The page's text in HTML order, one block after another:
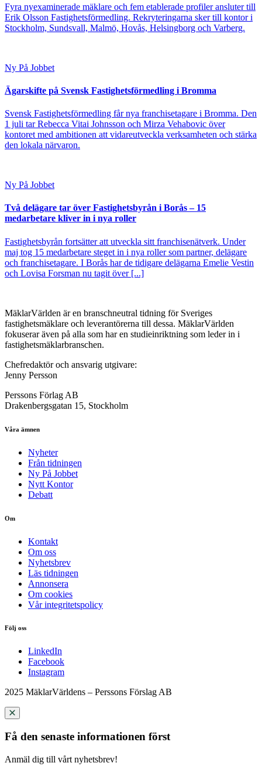
Fyra nyexaminerade mäklare och fem etablerade profiler ansluter till
Erik Olsson Fastighetsförmedling. Rekryteringarna sker till kontor i
Stockholm, Sundsvall, Malmö, Hovås, Helsingborg och Varberg.
Ny På Jobbet
Ägarskifte på Svensk Fastighetsförmedling i Bromma
Svensk Fastighetsförmedling får nya franchisetagare i Bromma. Den
1 juli tar Rebecca Vitai Johnsson och Mirza Vehabovic över
kontoret med ambitionen att vidareutveckla verksamheten och stärka
den lokala närvaron.
Ny På Jobbet
Två delägare tar över Fastighetsbyrån i Borås – 15
medarbetare kliver in i nya roller
Fastighetsbyrån fortsätter att utveckla sitt franchisenätverk. Under
maj tog 15 medarbetare steget in i nya roller som partner, delägare
och franchisetagare. I Borås har de tidigare delägarna Emelie Vestin
och Lovisa Forsman nu tagit över [...]
MäklarVärlden är en branschneutral tidning för Sveriges
fastighetsmäklare och leverantörerna till dessa. MäklarVärlden
fokuserar även på alla som har en studieinriktning som leder in i
fastighetsmäklarbranschen.
Chefredaktör och ansvarig utgivare:
Jenny Persson
Perssons Förlag AB
Drakenbergsgatan 15, Stockholm
Våra ämnen
Nyheter
Från tidningen
Ny På Jobbet
Nytt Kontor
Debatt
Om
Kontakt
Om oss
Nyhetsbrev
Läs tidningen
Annonsera
Om cookies
Vår integritetspolicy
Följ oss
LinkedIn
Facebook
Instagram
2025 MäklarVärldens – Perssons Förslag AB
Få den senaste informationen först
Anmäl dig till vårt nyhetsbrev!